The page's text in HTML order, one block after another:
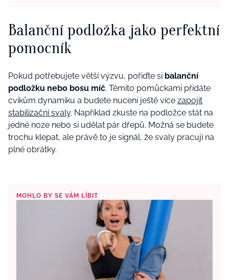
Balanční podložka jako perfektní
pomocník
Pokud potřebujete větší výzvu, pořiďte si balanční
podložku nebo bosu míč. Těmito pomůckami přidáte
cvikům dynamiku a budete nuceni ještě více zapojit
stabilizační svaly. Například zkuste na podložce stát na
jedné noze nebo si udělat pár dřepů. Možná se budete
trochu klepat, ale právě to je signál, že svaly pracují na
plné obrátky.
MOHLO BY SE VÁM LÍBIT